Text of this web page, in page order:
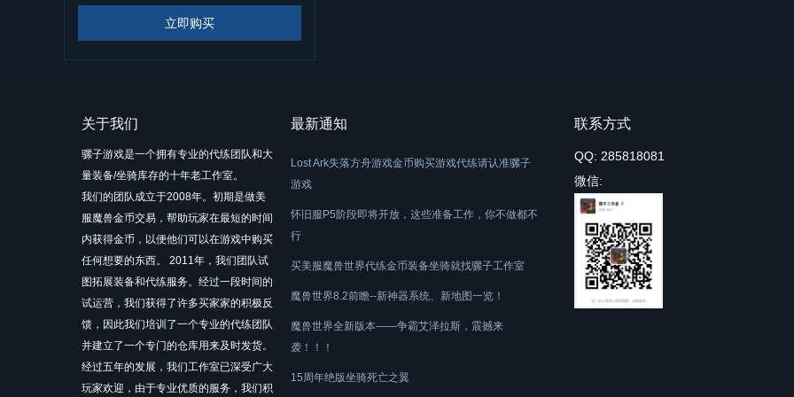
立即购买
关于我们
骡子游戏是一个拥有专业的代练团队和大
量装备/坐骑库存的十年老工作室。
我们的团队成立于2008年。初期是做美
服魔兽金币交易，帮助玩家在最短的时间
内获得金币，以便他们可以在游戏中购买
任何想要的东西。 2011年，我们团队试
图拓展装备和代练服务。经过一段时间的
试运营，我们获得了许多买家家的积极反
馈，因此我们培训了一个专业的代练团队
并建立了一个专门的仓库用来及时发货。
经过五年的发展，我们工作室已深受广大
玩家欢迎，由于专业优质的服务，我们积
最新通知
Lost Ark失落方舟游戏金币购买游戏代练请认准骡子
游戏
怀旧服P5阶段即将开放，这些准备工作，你不做都不
行
买美服魔兽世界代练金币装备坐骑就找骡子工作室
魔兽世界8.2前瞻--新神器系统、新地图一览！
魔兽世界全新版本——争霸艾泽拉斯，震撼来
袭！！！
15周年绝版坐骑死亡之翼
联系方式
QQ: 285818081
微信: